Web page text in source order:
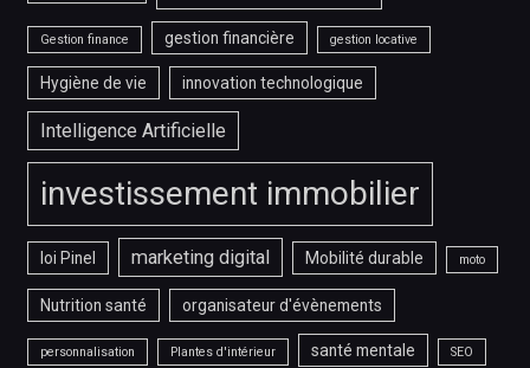
Gestion finance gestion financière gestion locative
Hygiène de vie innovation technologique
Intelligence Artificielle
investissement immobilier
loi Pinel marketing digital Mobilité durable moto
Nutrition santé organisateur d'évènements
personnalisation Plantes d'intérieur santé mentale SEO